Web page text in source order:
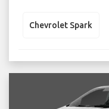
Chevrolet Spark